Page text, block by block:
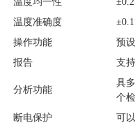
温度准确度
操作功能
预
报告
支
分析功能
具
个
断电保护
可